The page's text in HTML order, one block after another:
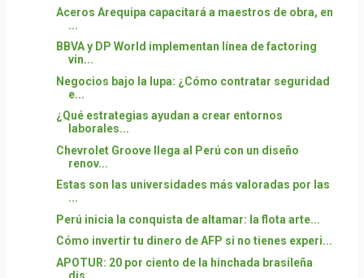
Aceros Arequipa capacitará a maestros de obra, en
...
BBVA y DP World implementan línea de factoring
vin...
Negocios bajo la lupa: ¿Cómo contratar seguridad
e...
¿Qué estrategias ayudan a crear entornos
laborales...
Chevrolet Groove llega al Perú con un diseño
renov...
Estas son las universidades más valoradas por las
...
Perú inicia la conquista de altamar: la flota arte...
Cómo invertir tu dinero de AFP si no tienes experi...
APOTUR: 20 por ciento de la hinchada brasileña
dis...